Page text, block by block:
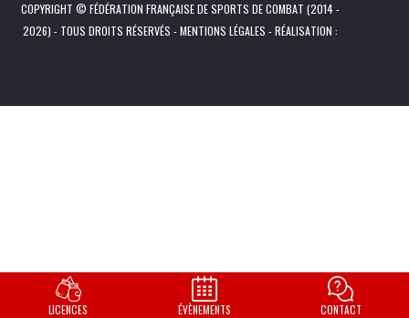
COPYRIGHT © FÉDÉRATION FRANÇAISE DE SPORTS DE COMBAT (2014 -
2026) - TOUS DROITS RÉSERVÉS -MENTIONS LÉGALES - RÉALISATION :
LICENCES ÉVÈNEMENTS CONTACT